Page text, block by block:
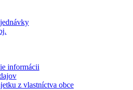
informácii
z vlastníctva obce